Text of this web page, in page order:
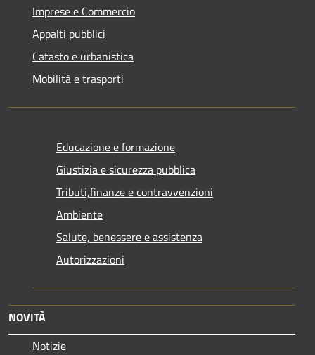
Imprese e Commercio
Appalti pubblici
Catasto e urbanistica
Mobilità e trasporti
Educazione e formazione
Giustizia e sicurezza pubblica
Tributi,finanze e contravvenzioni
Ambiente
Salute, benessere e assistenza
Autorizzazioni
NOVITÀ
Notizie